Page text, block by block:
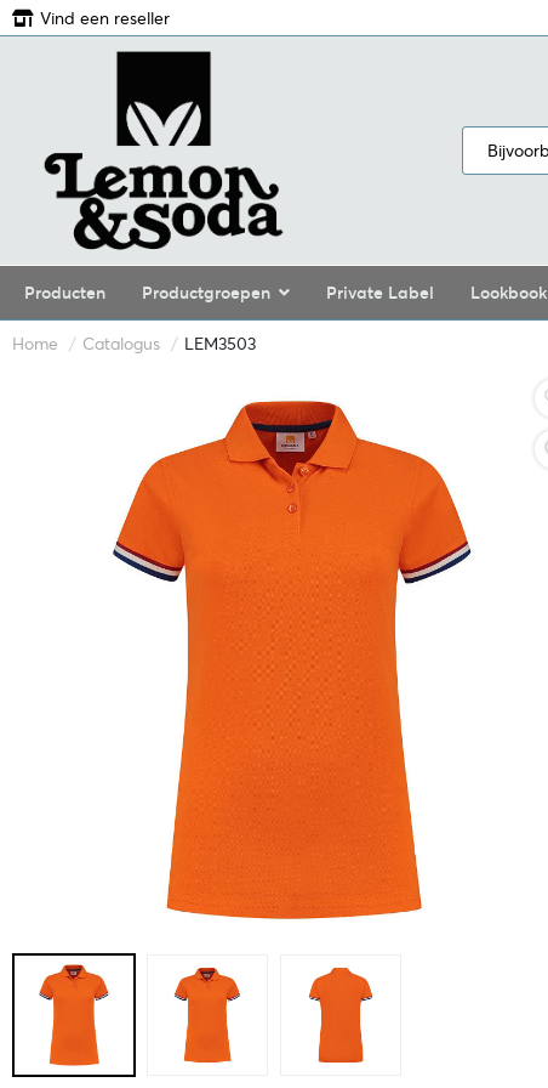
Vind een reseller
Producten Productgroepen Private Label Lookbook
Home Catalogus LEM3503